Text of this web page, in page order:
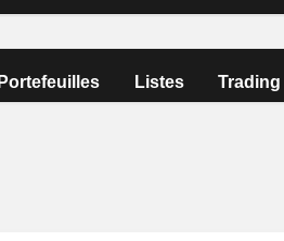
Portefeuilles Listes Trading